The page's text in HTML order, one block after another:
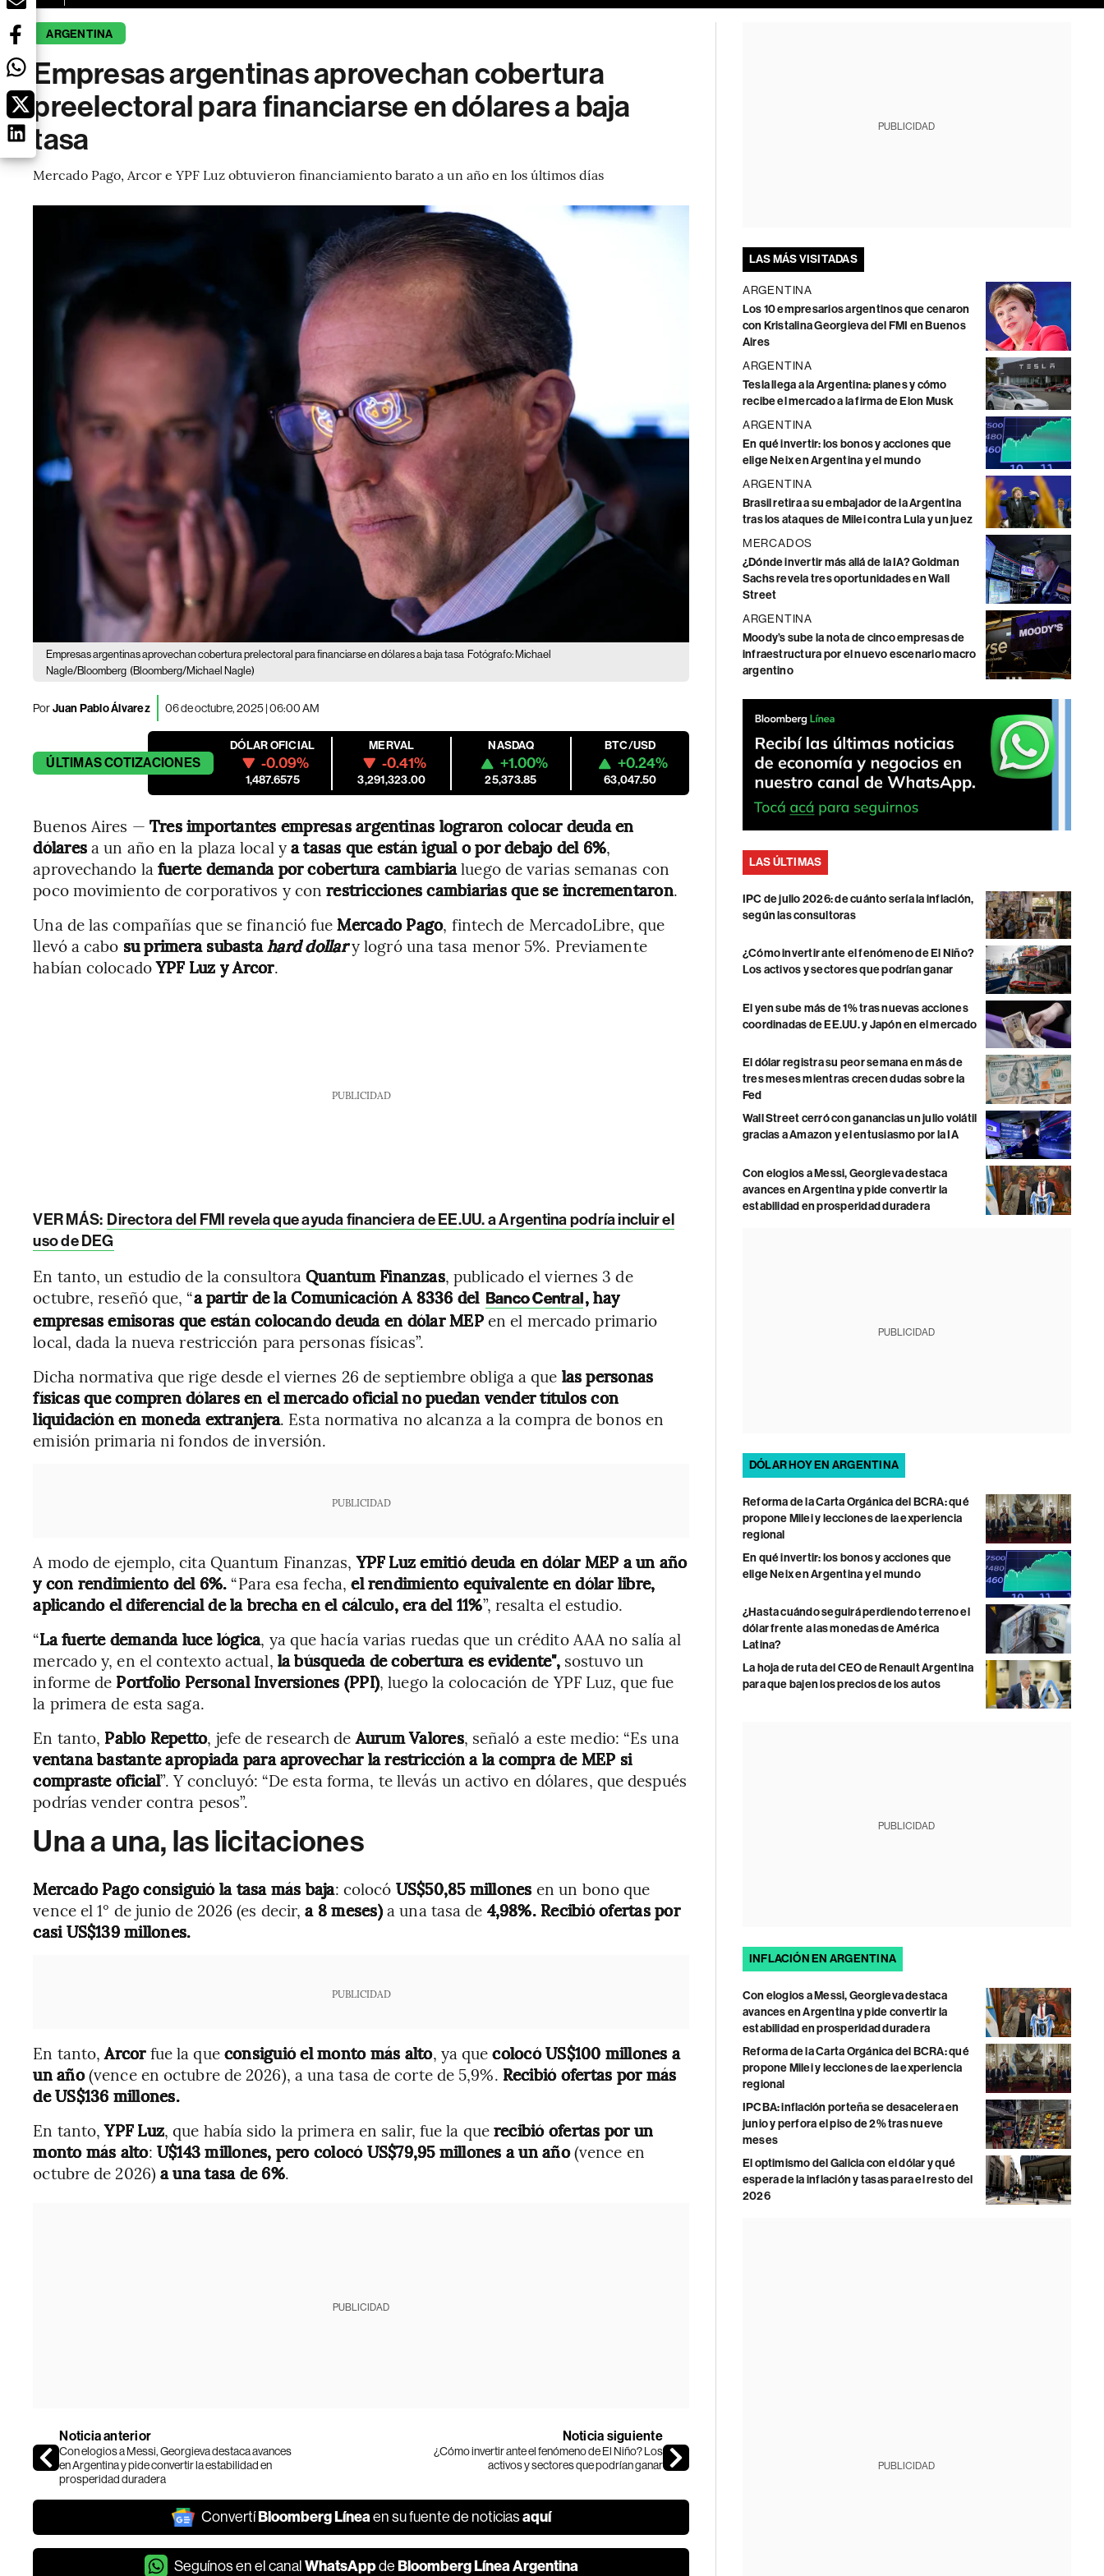
ARGENTINA
Empresas argentinas aprovechan cobertura
preelectoral para financiarse en dólares a baja
tasa
Mercado Pago, Arcor e YPF Luz obtuvieron financiamiento barato a un año en los últimos días
Empresas argentinas aprovechan cobertura prelectoral para financiarse en dólares a baja tasa Fotógrafo: Michael
Nagle/Bloomberg (Bloomberg/Michael Nagle)
PorJuan Pablo Álvarez 06 de octubre, 2025 | 06:00 AM
ÚLTIMASCOTIZACIONES
DÓLAR OFICIAL
-0.09%
1,487.6575
MERVAL
-0.41%
3,291,323.00
NASDAQ
+1.00%
25,373.85
BTC/USD
+0.24%
63,047.50
Buenos Aires — Tres importantes empresas argentinas lograron colocar deuda en
dólaresa un año en la plaza local ya tasas que están igual o por debajo del 6%,
aprovechando la fuerte demanda por cobertura cambiarialuego de varias semanas con
poco movimiento de corporativos y conrestricciones cambiarias que se incrementaron.
Una de las compañías que se financió fueMercado Pago, fintech de MercadoLibre, que
llevó a cabo su primera subastahard dollary logró una tasa menor 5%. Previamente
habían colocadoYPF Luz y Arcor.
PUBLICIDAD
VER MÁS: Directora del FMI revela que ayuda financiera de EE.UU. a Argentina podría incluir el
uso de DEG
En tanto, un estudio de la consultoraQuantum Finanzas, publicado el viernes 3 de
octubre, reseñó que, “a partir de la Comunicación A 8336 del Banco Central, hay
empresas emisoras que están colocando deuda en dólar MEPen el mercado primario
local, dada la nueva restricción para personas físicas”.
Dicha normativa que rige desde el viernes 26 de septiembre obliga a que las personas
físicas que compren dólares en el mercado oficial no puedan vender títulos con
liquidación en moneda extranjera. Esta normativa no alcanza a la compra de bonos en
emisión primaria ni fondos de inversión.
PUBLICIDAD
A modo de ejemplo, cita Quantum Finanzas,YPF Luz emitió deuda en dólar MEP a un año
y con rendimiento del 6%. “Para esa fecha, el rendimiento equivalente en dólar libre,
aplicando el diferencial de la brecha en el cálculo, era del 11%”, resalta el estudio.
“La fuerte demanda luce lógica, ya que hacía varias ruedas que un crédito AAA no salía al
mercado y, en el contexto actual, la búsqueda de cobertura es evidente", sostuvo un
informe de Portfolio Personal Inversiones (PPI), luego la colocación de YPF Luz, que fue
la primera de esta saga.
En tanto, Pablo Repetto, jefe de research deAurum Valores, señaló a este medio: “Es una
ventana bastante apropiada para aprovechar la restricción a la compra de MEP si
compraste oficial”. Y concluyó: “De esta forma, te llevás un activo en dólares, que después
podrías vender contra pesos”.
Una a una, las licitaciones
Mercado Pago consiguió la tasa más baja: colocó US$50,85 millones en un bono que
vence el 1° de junio de 2026 (es decir, a 8 meses)a una tasa de 4,98%. Recibió ofertas por
casi US$139 millones.
PUBLICIDAD
En tanto,Arcorfue la queconsiguió el monto más alto, ya quecolocó US$100 millones a
un año(vence en octubre de 2026), a una tasa de corte de 5,9%. Recibió ofertas por más
de US$136 millones.
En tanto,YPF Luz, que había sido la primera en salir, fue la querecibió ofertas por un
monto más alto: U$143 millones, pero colocó US$79,95 millones a un año(vence en
octubre de 2026)a una tasa de 6%.
PUBLICIDAD
Noticia anterior
Con elogios a Messi, Georgieva destaca avances
en Argentina y pide convertir la estabilidad en
prosperidad duradera
Noticia siguiente
¿Cómo invertir ante el fenómeno de El Niño? Los
activos y sectores que podrían ganar
ConvertíBloomberg Líneaen su fuente de noticiasaquí
Seguínos en el canal WhatsAppde Bloomberg Línea Argentina
PUBLICIDAD
LAS MÁS VISITADAS
ARGENTINA
Los 10 empresarios argentinos que cenaron
con Kristalina Georgieva del FMI en Buenos
Aires
ARGENTINA
Tesla llega a la Argentina: planes y cómo
recibe el mercado a la firma de Elon Musk
ARGENTINA
En qué invertir: los bonos y acciones que
elige Neix en Argentina y el mundo
ARGENTINA
Brasil retira a su embajador de la Argentina
tras los ataques de Milei contra Lula y un juez
MERCADOS
¿Dónde invertir más allá de la IA? Goldman
Sachs revela tres oportunidades en Wall
Street
ARGENTINA
Moody’s sube la nota de cinco empresas de
infraestructura por el nuevo escenario macro
argentino
LAS ÚLTIMAS
IPC de julio 2026: de cuánto sería la inflación,
según las consultoras
¿Cómo invertir ante el fenómeno de El Niño?
Los activos y sectores que podrían ganar
El yen sube más de 1% tras nuevas acciones
coordinadas de EE.UU. y Japón en el mercado
El dólar registra su peor semana en más de
tres meses mientras crecen dudas sobre la
Fed
Wall Street cerró con ganancias un julio volátil
gracias a Amazon y el entusiasmo por la IA
Con elogios a Messi, Georgieva destaca
avances en Argentina y pide convertir la
estabilidad en prosperidad duradera
PUBLICIDAD
DÓLAR HOY EN ARGENTINA
Reforma de la Carta Orgánica del BCRA: qué
propone Milei y lecciones de la experiencia
regional
En qué invertir: los bonos y acciones que
elige Neix en Argentina y el mundo
¿Hasta cuándo seguirá perdiendo terreno el
dólar frente a las monedas de América
Latina?
La hoja de ruta del CEO de Renault Argentina
para que bajen los precios de los autos
PUBLICIDAD
INFLACIÓN EN ARGENTINA
Con elogios a Messi, Georgieva destaca
avances en Argentina y pide convertir la
estabilidad en prosperidad duradera
Reforma de la Carta Orgánica del BCRA: qué
propone Milei y lecciones de la experiencia
regional
IPCBA: inflación porteña se desacelera en
junio y perfora el piso de 2% tras nueve
meses
El optimismo del Galicia con el dólar y qué
espera de la inflación y tasas para el resto del
2026
PUBLICIDAD